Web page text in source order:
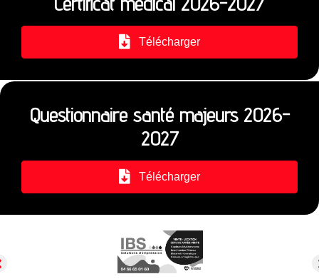
Télécharger
Questionnaire santé majeurs 2026-
2027
Télécharger